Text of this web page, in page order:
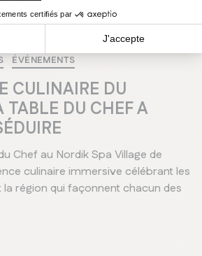
ÉVÉNEMENTS
CULINAIRE DU
TABLE DU CHEF A
Chef au Nordik Spa Village de
culinaire immersive célébrant les
région qui façonnent chacun des